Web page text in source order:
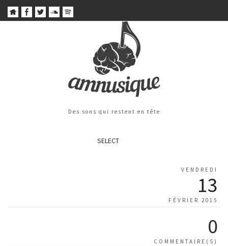
Des sons qui restent en tête
SELECT
VENDREDI
13
FÉVRIER 2015
0
COMMENTAIRE(S)